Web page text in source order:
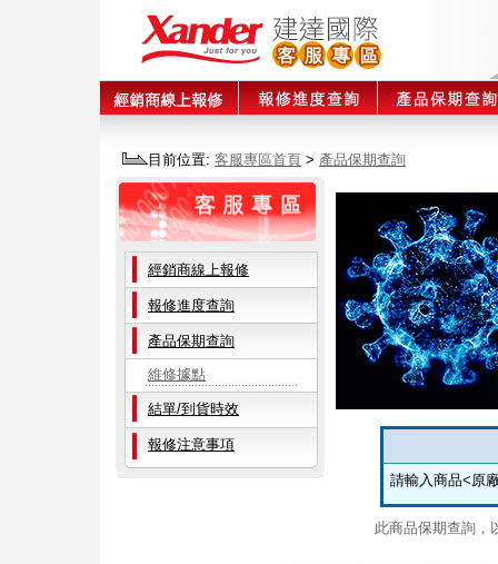
目前位置: 客服專區首頁 > 產品保期查詢
經銷商線上報修
報修進度查詢
產品保期查詢
維修據點
結單/到貨時效
報修注意事項
請輸入商品<原
此商品保期查詢，